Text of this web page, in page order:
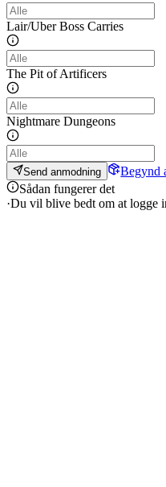
Lair/Uber Boss Carries
The Pit of Artificers
Nightmare Dungeons
Send anmodning
Begynd
Sådan fungerer det
·Du vil blive bedt om at logge